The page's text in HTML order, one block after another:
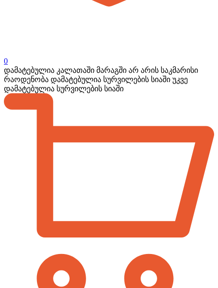
0
დამატებულია კალათაში მარაგში არ არის საკმარისი
რაოდენობა დამატებულია სურვილების სიაში უკვე
დამატებულია სურვილების სიაში